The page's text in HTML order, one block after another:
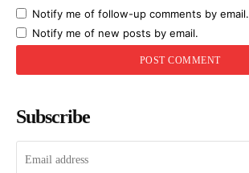
Notify me of follow-up comments by email.
Notify me of new posts by email.
Subscribe